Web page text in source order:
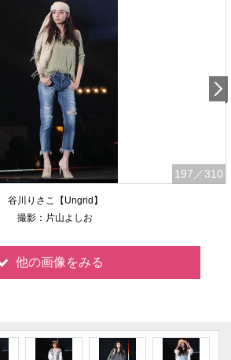
197 ／310
谷川りさこ【Ungrid】
撮影：片山よしお
他の画像をみる